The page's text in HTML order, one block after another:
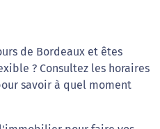
de Bordeaux et êtes
? Consultez les horaires
savoir à quel moment